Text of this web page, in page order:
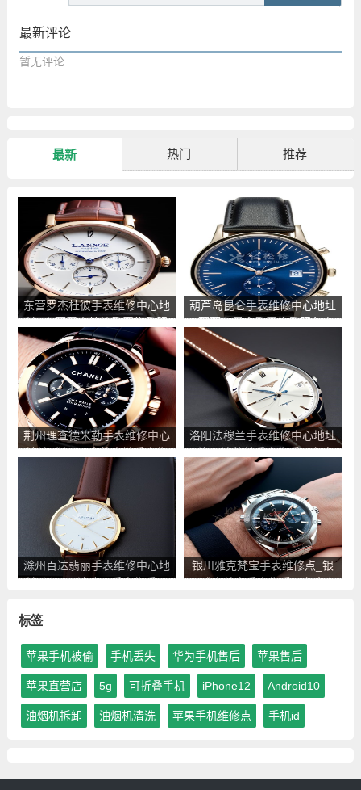
最新评论
暂无评论
最新 热门 推荐
东营罗杰杜彼手表维修中心地
址_东营罗杰杜彼手表售后服
务点查询
葫芦岛昆仑手表维修中心地址
_葫芦岛昆仑手表售后服务点
荆州理查德米勒手表维修中心
地址_荆州理查德米勒手表售
后服务点查询
洛阳法穆兰手表维修中心地址
_洛阳法穆兰手表售后服务点
查询
滁州百达翡丽手表维修中心地
址_滁州百达翡丽手表售后服
银川雅克梵宝手表维修点_银
川雅克梵宝手表售后服务中心
标签
苹果手机被偷 手机丢失 华为手机售后 苹果售后
苹果直营店 5g 可折叠手机 iPhone12 Android10
油烟机拆卸 油烟机清洗 苹果手机维修点 手机id